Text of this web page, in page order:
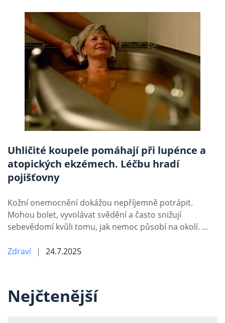
Uhličité koupele pomáhají při lupénce a
atopických ekzémech. Léčbu hradí
pojišťovny
Kožní onemocnění dokážou nepříjemně potrápit.
Mohou bolet, vyvolávat svědění a často snižují
sebevědomí kvůli tomu, jak nemoc působí na okolí. …
Zdraví 24.7.2025
Nejčtenější